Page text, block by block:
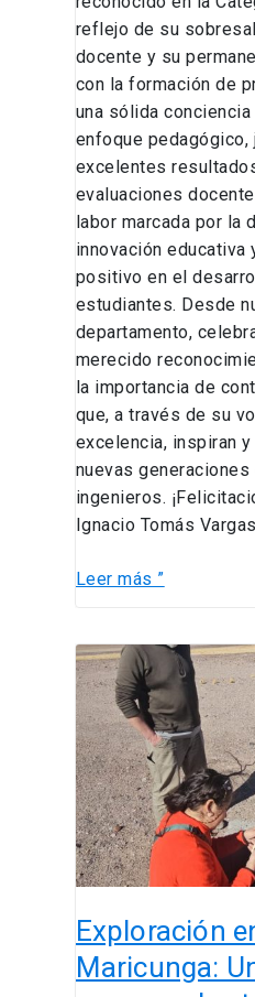
reflejo de su
docente y su
con la formación de
una sólida
enfoque pedagógico,
excelentes
evaluaciones
labor marcada por la
innovación educativa
positivo en el
estudiantes. Desde
departamento,
merecido
la importancia de
que, a través de su
excelencia, inspiran
nuevas
ingenieros.
Ignacio Tomás
Leer más ”
Exploración
Maricunga:
Exploración
en
el
Salar
de
Maricunga:
Un
nuevo
paso
el
estudio
de